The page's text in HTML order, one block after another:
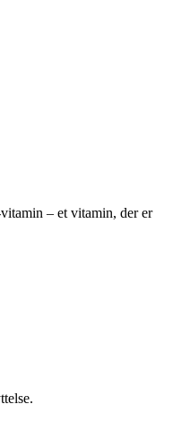
– et vitamin, der er